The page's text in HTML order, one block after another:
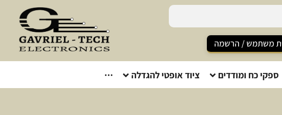
משתמש / הרשמה
ספקי כח ומודדים ציוד אופטי להגדלה ···